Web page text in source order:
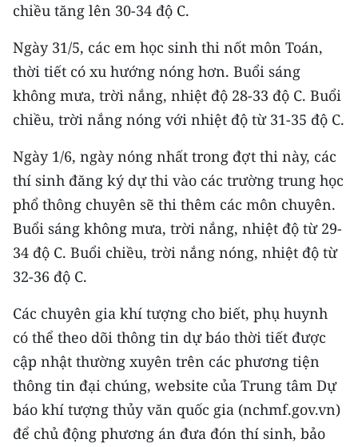
Media Xã hội
Media Pháp luật
Media Du lịch
Media Thế giới
Media Thể thao
Media Giáo dục
Media Y tế
Media Khoa học - Công nghệ
Media Môi trường
Ảnh
Infographic
TIN MỚI
chiều tăng lên 30-34 độ C.
Ngày 31/5, các em học sinh thi nốt môn Toán,
thời tiết có xu hướng nóng hơn. Buổi sáng
không mưa, trời nắng, nhiệt độ 28-33 độ C. Buổi
chiều, trời nắng nóng với nhiệt độ từ 31-35 độ C.
Ngày 1/6, ngày nóng nhất trong đợt thi này, các
thí sinh đăng ký dự thi vào các trường trung học
phổ thông chuyên sẽ thi thêm các môn chuyên.
Buổi sáng không mưa, trời nắng, nhiệt độ từ 29-
34 độ C. Buổi chiều, trời nắng nóng, nhiệt độ từ
32-36 độ C.
Các chuyên gia khí tượng cho biết, phụ huynh
có thể theo dõi thông tin dự báo thời tiết được
cập nhật thường xuyên trên các phương tiện
thông tin đại chúng, website của Trung tâm Dự
báo khí tượng thủy văn quốc gia (nchmf.gov.vn)
để chủ động phương án đưa đón thí sinh, bảo